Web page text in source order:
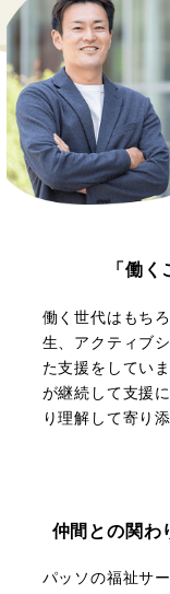
「働
働く世代はもち
生、アクティブ
た支援をしてい
が継続して支援
り理解して寄り
仲間との関わ
パッソの福祉サ